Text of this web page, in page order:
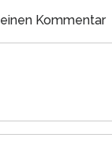
Kommentar